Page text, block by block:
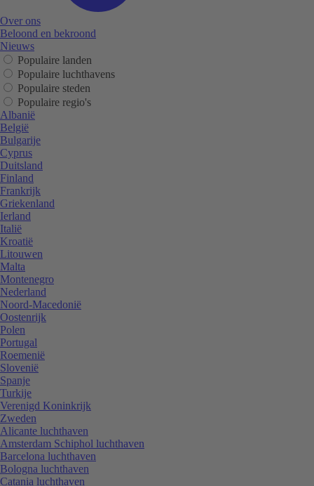
Over ons
Beloond en bekroond
Nieuws
Populaire landen
Populaire luchthavens
Populaire steden
Populaire regio's
Albanië
België
Bulgarije
Cyprus
Duitsland
Finland
Frankrijk
Griekenland
Ierland
Italië
Kroatië
Litouwen
Malta
Montenegro
Nederland
Noord-Macedonië
Oostenrijk
Polen
Portugal
Roemenië
Slovenië
Spanje
Turkije
Verenigd Koninkrijk
Zweden
Alicante luchthaven
Amsterdam Schiphol luchthaven
Barcelona luchthaven
Bologna luchthaven
Catania luchthaven